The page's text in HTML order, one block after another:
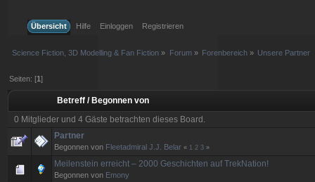
Übersicht
Hilfe Einloggen Registrieren
Science Fiction, 3D Modelling & Fan Fiction » Forum» Forenbereich » Unsere Partner
Seiten: [1]
Betreff / Begonnen von
0 Mitglieder und 4 Gäste betrachten dieses Board.
Partner
Begonnen von Fleetadmiral J.J. Belar « 1 2 3 »
Meilenstein erreicht – 2000 Geschichten auf TrekNation!
Begonnen von Emony